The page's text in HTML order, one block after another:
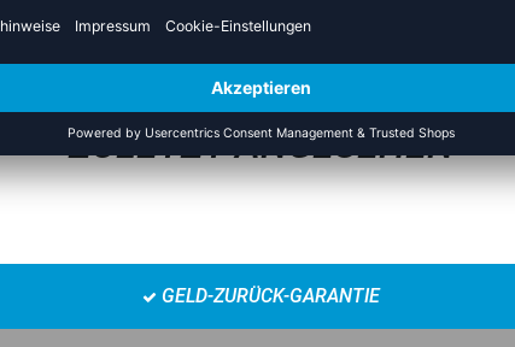
ZULETZT ANGESEHEN
GELD-ZURÜCK-GARANTIE